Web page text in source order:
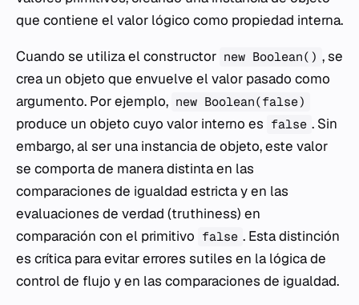
que contiene el valor lógico como propiedad interna.
Cuando se utiliza el constructor new Boolean() , se
crea un objeto que envuelve el valor pasado como
argumento. Por ejemplo, new Boolean(false)
produce un objeto cuyo valor interno es false . Sin
embargo, al ser una instancia de objeto, este valor
se comporta de manera distinta en las
comparaciones de igualdad estricta y en las
evaluaciones de verdad (truthiness) en
comparación con el primitivo false . Esta distinción
es crítica para evitar errores sutiles en la lógica de
control de flujo y en las comparaciones de igualdad.